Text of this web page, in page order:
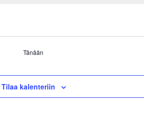
Tänään
Tilaa kalenteriin